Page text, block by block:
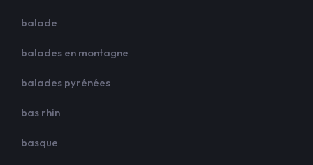
balade
balades en montagne
balades pyrénées
bas rhin
basque